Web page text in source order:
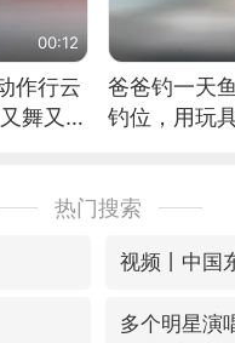
00:12
作行云
舞又武
爸爸钓一天
钓位，用玩
热门搜索
多个明星演